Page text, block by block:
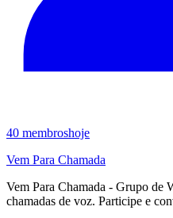
40 membroshoje
Vem Para Chamada
Vem Para Chamada - Grupo de
chamadas de voz. Participe e